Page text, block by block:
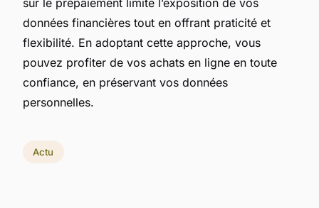
données financières tout en offrant praticité et
flexibilité. En adoptant cette approche, vous
pouvez profiter de vos achats en ligne en toute
confiance, en préservant vos données
personnelles.
Actu